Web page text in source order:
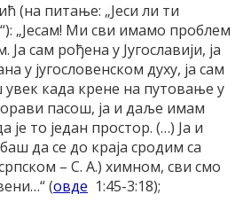
(на питање: „Јеси ли ти
„Јесам! Ми сви имамо проблем
Ја сам рођена у Југославији, ја
у југословенском духу, ја сам
увек када крене на путовање у
пасош, ја и даље имам
је то један простор. (…) Ја и
да се до краја сродим са
– С. А.) химном, сви смо
(овде 1:45-3:18);